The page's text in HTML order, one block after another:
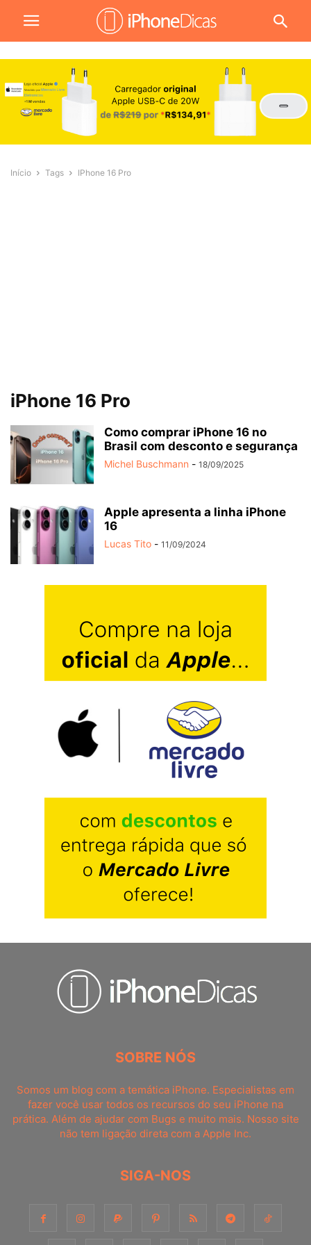
Início Tags IPhone 16 Pro
iPhone 16 Pro
Como comprar iPhone 16 no
Brasil com desconto e segurança
Michel Buschmann - 18/09/2025
Apple apresenta a linha iPhone
16
Lucas Tito - 11/09/2024
SOBRE NÓS
Somos um blog com a temática iPhone. Especialistas em
fazer você usar todos os recursos do seu iPhone na
prática. Além de ajudar com Bugs e muito mais. Nosso site
não tem ligação direta com a Apple Inc.
SIGA-NOS